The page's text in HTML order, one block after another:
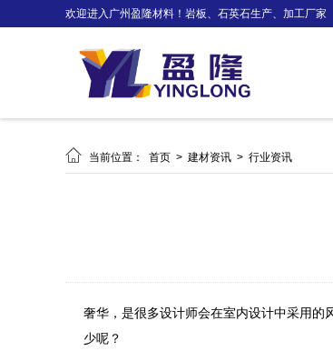
欢迎进入广州盈隆材料！岩板、石英石生产、加工厂家
 当前位置： 首页 > 建材资讯 > 行业资讯
奢华，是很多设计师会在室内设计中采用的
少呢？